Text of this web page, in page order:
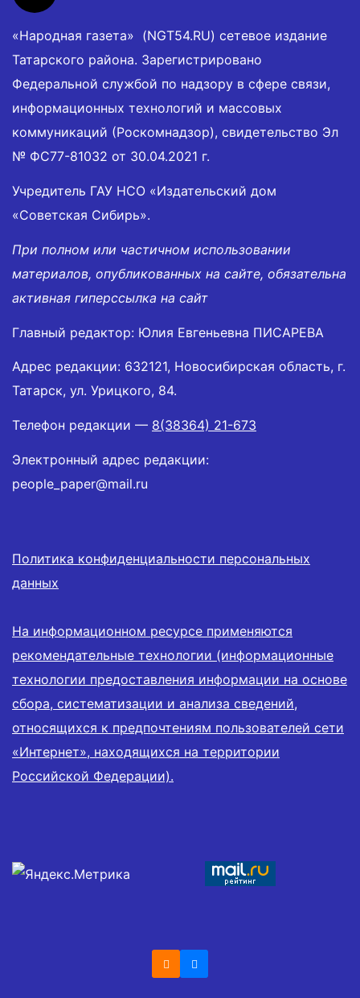
«Народная газета» (NGT54.RU) сетевое издание
Татарского района. Зарегистрировано
Федеральной службой по надзору в сфере связи,
информационных технологий и массовых
коммуникаций (Роскомнадзор), свидетельство Эл
№ ФС77-81032 от 30.04.2021 г.
Учредитель ГАУ НСО «Издательский дом
«Советская Сибирь».
При полном или частичном использовании
материалов, опубликованных на сайте, обязательна
активная гиперссылка на сайт
Главный редактор: Юлия Евгеньевна ПИСАРЕВА
Адрес редакции: 632121, Новосибирская область, г.
Татарск, ул. Урицкого, 84.
Телефон редакции — 8(38364) 21-673
Электронный адрес редакции:
people_paper@mail.ru
Политика конфиденциальности персональных
данных
На информационном ресурсе применяются
рекомендательные технологии (информационные
технологии предоставления информации на основе
сбора, систематизации и анализа сведений,
относящихся к предпочтениям пользователей сети
«Интернет», находящихся на территории
Российской Федерации).